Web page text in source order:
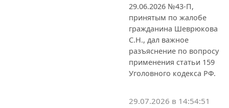
29.06.2026 №43-П,
принятым по жалобе
гражданина Шеврюкова
С.Н., дал важное
разъяснение по вопросу
применения статьи 159
Уголовного кодекса РФ.
29.07.2026 в 14:54:51